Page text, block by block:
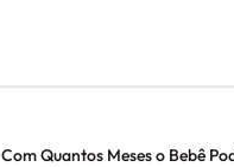
Com Quantos Meses o Bebê